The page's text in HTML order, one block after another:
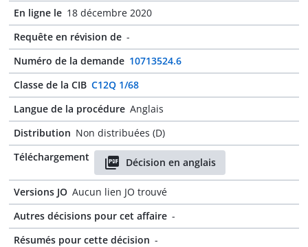
En ligne le 18 décembre 2020
Requête en révision de -
Numéro de la demande 10713524.6
Classe de la CIB C12Q 1/68
Langue de la procédure Anglais
Distribution Non distribuées (D)
Téléchargement
Décision en anglais
Versions JO Aucun lien JO trouvé
Autres décisions pour cet affaire -
Résumés pour cette décision -